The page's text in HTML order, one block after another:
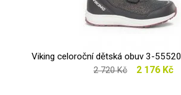
Viking celoroční dětská obuv 3-
2 720 Kč 2 176 Kč